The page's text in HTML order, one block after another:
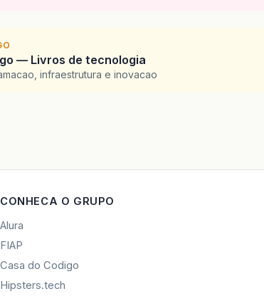
— Livros de tecnologia
infraestrutura e inovacao
CONHECA O GRUPO
Alura
FIAP
Casa do Codigo
Hipsters.tech